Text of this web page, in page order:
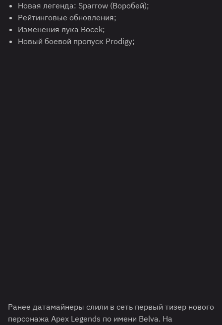
Новая легенда: Sparrow (Воробей);
Рейтинговые обновления;
Изменения лука Bocek;
Новый боевой пропуск Prodigy;
Ранее датамайнеры слили в сеть первый тизер нового
персонажа Apex Legends по имени Belva. На